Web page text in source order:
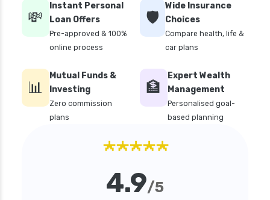
💸
Instant Personal
Loan Offers
Pre-approved & 100%
online process
🛡️
Wide Insurance
Choices
Compare health, life &
car plans
📊
Mutual Funds &
Investing
Zero commission
plans
🏦
Expert Wealth
Management
Personalised goal-
based planning
★★★★★
4.9/5